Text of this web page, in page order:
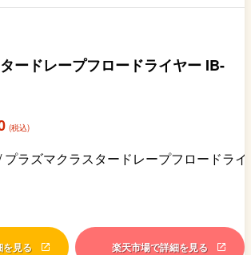
ードレープフロードライヤー IB-
(税込)
見る 楽天市場で詳細を見る